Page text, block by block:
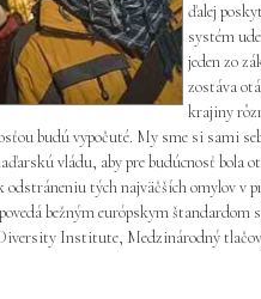
ďalej
systém
jeden zo
zostáva
krajiny
budú vypočuté. My sme si sami
vládu, aby pre budúcnosť bola
odstráneniu tých najväčších omylov
bežným európskym
Institute, Medzinárodný